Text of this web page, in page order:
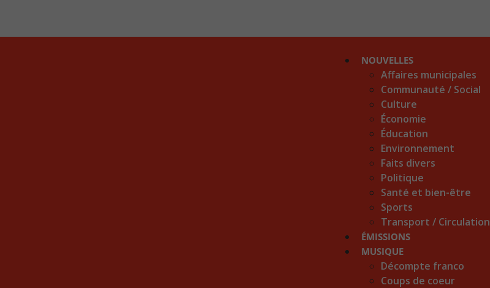
NOUVELLES
Affaires municipales
Communauté / Social
Culture
Économie
Éducation
Environnement
Faits divers
Politique
Santé et bien-être
Sports
Transport / Circulation
ÉMISSIONS
MUSIQUE
Décompte franco
Coups de coeur